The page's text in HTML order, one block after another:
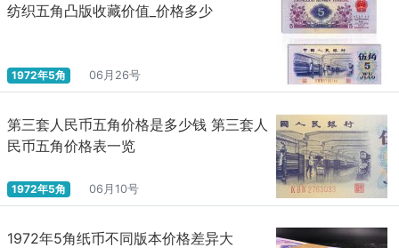
纺织五角凸版收藏价值_价格多少
1972年5角 06月26号
第三套人民币五角价格是多少钱 第三套人
民币五角价格表一览
1972年5角 06月10号
1972年5角纸币不同版本价格差异大